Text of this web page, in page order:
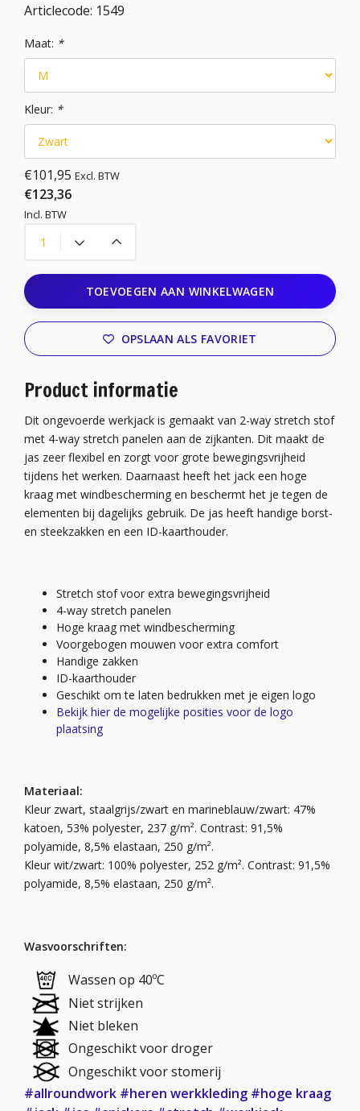
Articlecode: 1549
Maat: *
Kleur: *
€101,95 Excl. BTW
€123,36
Incl. BTW
TOEVOEGEN AAN WINKELWAGEN
OPSLAAN ALS FAVORIET
Product informatie
Dit ongevoerde werkjack is gemaakt van 2-way stretch stof
met 4-way stretch panelen aan de zijkanten. Dit maakt de
jas zeer flexibel en zorgt voor grote bewegingsvrijheid
tijdens het werken. Daarnaast heeft het jack een hoge
kraag met windbescherming en beschermt het je tegen de
elementen bij dagelijks gebruik. De jas heeft handige borst-
en steekzakken en een ID-kaarthouder.
Stretch stof voor extra bewegingsvrijheid
4-way stretch panelen
Hoge kraag met windbescherming
Voorgebogen mouwen voor extra comfort
Handige zakken
ID-kaarthouder
Geschikt om te laten bedrukken met je eigen logo
Bekijk hier de mogelijke posities voor de logo
plaatsing
Materiaal:
Kleur zwart, staalgrijs/zwart en marineblauw/zwart: 47%
katoen, 53% polyester, 237 g/m². Contrast: 91,5%
polyamide, 8,5% elastaan, 250 g/m².
Kleur wit/zwart: 100% polyester, 252 g/m². Contrast: 91,5%
polyamide, 8,5% elastaan, 250 g/m².
Wasvoorschriften:
Wassen op 40ºC
Niet strijken
Niet bleken
Ongeschikt voor droger
Ongeschikt voor stomerij
#allroundwork #heren werkkleding #hoge kraag